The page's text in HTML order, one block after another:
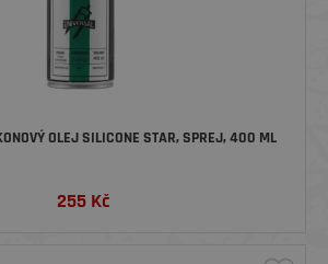
OLEJ SILICONE STAR, SPREJ, 400 ML
255 Kč